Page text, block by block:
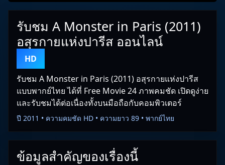
รับชม A Monster in Paris (2011)
อสุรกายแห่งปารีส ออนไลน์
HD
รับชม A Monster in Paris (2011) อสุรกายแห่งปารีส
แบบพากย์ไทย ได้ที่ Free Movie 24 ภาพคมชัด เปิดดูง่าย
และรับชมได้ต่อเนื่องทั้งบนมือถือกับคอมพิวเตอร์
ปี 2011 • ความคมชัด HD • ความยาว 89 • พากย์ไทย
ข้อมูลสำคัญของเรื่องนี้